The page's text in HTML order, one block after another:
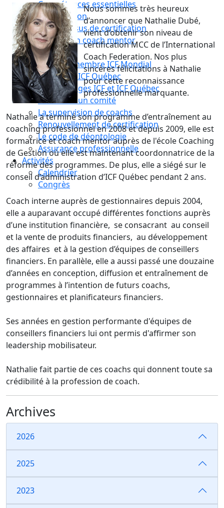
Compétences essentielles
La formation
Le processus de certification
Choisir son coach mentor
Je suis coach
Devenez membre ICF Mondial
Adhérez à ICF Québec
Les avantages ICF et ICF Québec
Adhérez à un comité
La supervision de coachs
Renouvellement de certification
Le code de déontologie
Assurance professionnelle
Activités
Calendrier
Congrès
Nous sommes très heureux
d’annoncer que Nathalie Dubé,
vient d’obtenir son niveau de
certification MCC de l’International
Coach Federation. Nos plus
sincères félicitations à Nathalie
pour cette reconnaissance
professionnelle marquante.
Nathalie a terminé son programme d’entraînement au
coaching professionnel en 2008 et depuis 2009, elle est
formatrice et coach mentor auprès de l'école Coaching
de Gestion où elle est maintenant coordonnatrice de la
réforme des programmes. De plus, elle a siégé sur le
conseil d’administration d’ICF Québec pendant 2 ans.
Coach interne auprès de gestionnaires depuis 2004,
elle a auparavant occupé différentes fonctions auprès
d’une institution financière, se consacrant au conseil
et la vente de produits financiers, au développement
des affaires et à la gestion d’équipes de conseillers
financiers. En parallèle, elle a aussi passé une douzaine
d’années en conception, diffusion et entraînement de
programmes à l’intention de futurs coachs,
gestionnaires et planificateurs financiers.
Ses années en gestion performante d'équipes de
conseillers financiers lui ont permis d'affirmer son
leadership mobilisateur.
Nathalie fait partie de ces coachs qui donnent toute sa
crédibilité à la profession de coach.
Archives
2026
2025
2023